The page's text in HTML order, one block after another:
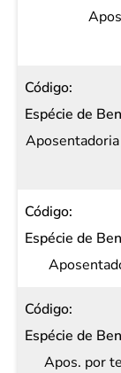
Apos. por